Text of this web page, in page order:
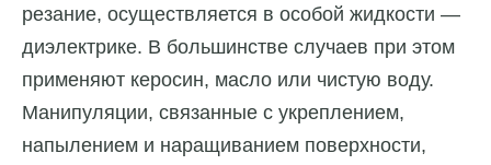
резание, осуществляется в особой жидкости —
диэлектрике. В большинстве случаев при этом
применяют керосин, масло или чистую воду.
Манипуляции, связанные с укреплением,
напылением и наращиванием поверхности,